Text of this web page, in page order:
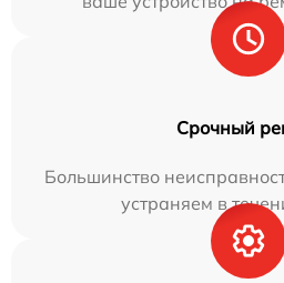
Срочный
Большинство
устраняем в